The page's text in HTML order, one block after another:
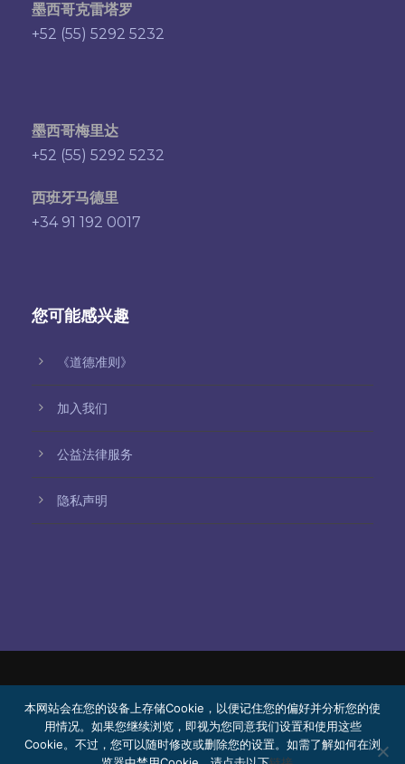
墨西哥克雷塔罗
+52 (55) 5292 5232
墨西哥梅里达
+52 (55) 5292 5232
西班牙马德里
+34 91 192 0017
您可能感兴趣
《道德准则》
加入我们
公益法律服务
隐私声明
S.C.
内容由机器翻译生成。翻译准确性可能因语言而异。
本网站会在您的设备上存储Cookie，以便记住您的偏好并分析您的使
用情况。如果您继续浏览，即视为您同意我们设置和使用这些
Cookie。不过，您可以随时修改或删除您的设置。如需了解如何在浏